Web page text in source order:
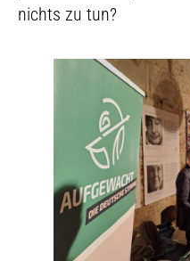
nichts zu tun?